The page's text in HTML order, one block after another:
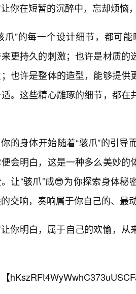
你在短暂的沉醉中，忘却烦恼
爪”的每一个设计细节，都可
更持久的刺激；也许是材质
也许是整体的造型，能够提
。这些精心雕琢的细节，都
的身体开始随着“骇爪”的引
会明白，这是一种多么美妙
让“骇爪”成😎为你探索身体
交响，奏响属于你自己的、最
你明白，属于自己的欢愉，